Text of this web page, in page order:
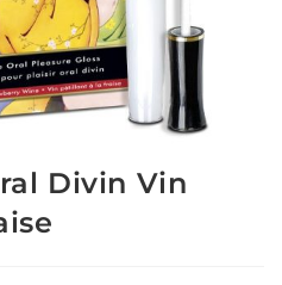
Divin Vin